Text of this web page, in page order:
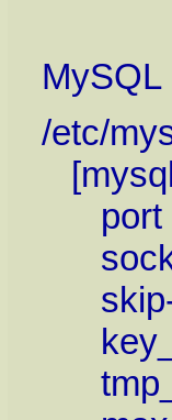
MySQL
/etc/
skip-